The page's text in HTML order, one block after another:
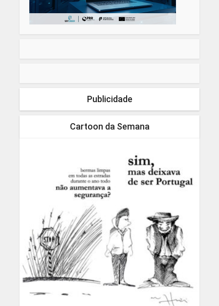
Publicidade
Cartoon da Semana